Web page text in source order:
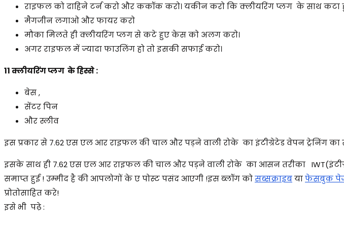
राइफल को दाहिने टर्न करो और ककॉक करो। यकीन करो कि क्लीयरिंग प्लग के साथ
मैगजीन लगाओ और फायर करो
मौका मिलते ही क्लीयरिंग प्लग से कटे हुए केस को अलग करो।
अगर राइफल में ज्यादा फाउलिंग हो तो इसकी सफाई करो।
11 क्लीयरिंग प्लग के हिस्से :
बेस ,
सेंटर पिन
और स्लीव
इस प्रकार से 7.62 एस एल आर राइफल की चाल और पड़ने वाली रोके का इंटीग्रेटेड वेपन ट्रेनिंग का
इसके साथ ही 7.62 एस एल आर राइफल की चाल और पड़ने वाली रोके का आसन तरीका
समाप्त हुई ! उम्मीद है की आपलोगों के ए पोस्ट पसंद आएगी !इस ब्लॉग कोसब्सक्राइबयाफेसबुक
प्रोतोसाहित करे!
इसे भी पढ़े :